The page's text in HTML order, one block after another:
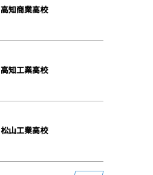
高知商業高校
高知工業高校
松山工業高校